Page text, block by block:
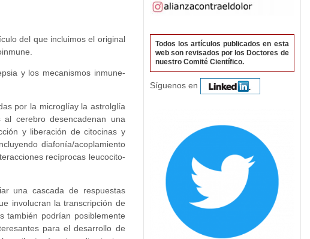
del que incluimos el original
y los mecanismos inmune-
por la microglíay la astrolglía
cerebro desencadenan una
y liberación de citocinas y
diafonía/acoplamiento
recíprocas leucocito-
una cascada de respuestas
involucran la transcripción de
también podrían posiblemente
para el desarrollo de
Todos los artículos publicados en esta
web son revisados por los Doctores de
nuestro Comité Científico.
Síguenos en